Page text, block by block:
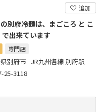
追加
別府冷麺は、まごころ と こ
で出来ています
専門店
別府市 JR九州各線 別府駅
25-3118